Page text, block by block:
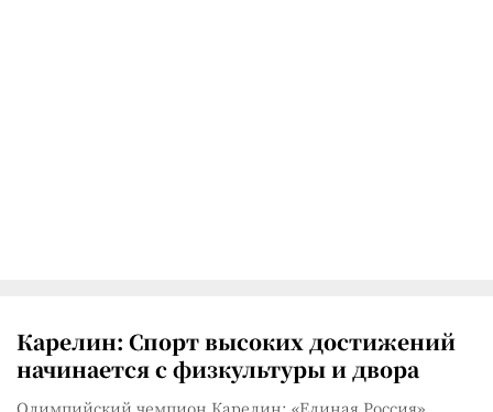
Карелин: Спорт высоких достижений
начинается с физкультуры и двора
Олимпийский чемпион Карелин: «Единая Россия»